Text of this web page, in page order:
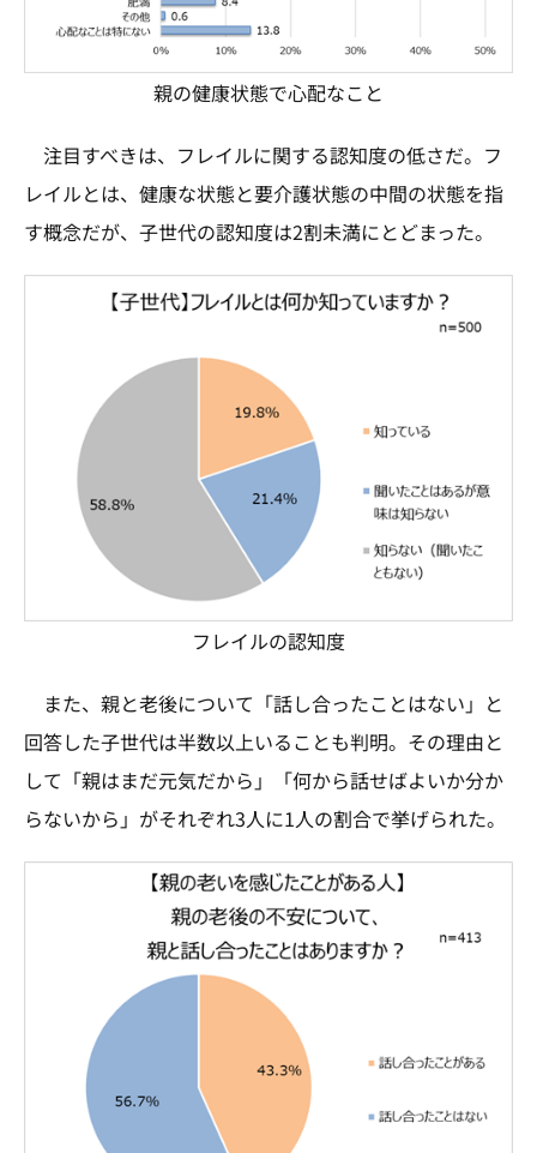
親の健康状態で心配なこと
注目すべきは、フレイルに関する認知度の低さだ。フ
レイルとは、健康な状態と要介護状態の中間の状態を指
す概念だが、子世代の認知度は2割未満にとどまった。
フレイルの認知度
また、親と老後について「話し合ったことはない」と
回答した子世代は半数以上いることも判明。その理由と
して「親はまだ元気だから」「何から話せばよいか分か
らないから」がそれぞれ3人に1人の割合で挙げられた。